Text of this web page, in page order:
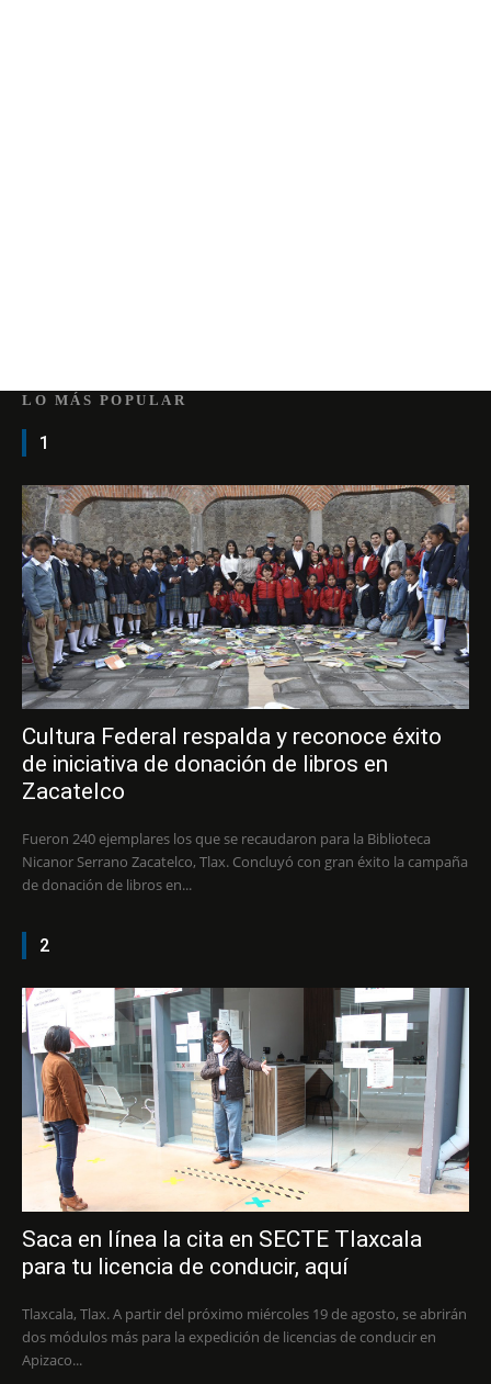
LO MÁS POPULAR
1
Cultura Federal respalda y reconoce éxito
de iniciativa de donación de libros en
Zacatelco
Fueron 240 ejemplares los que se recaudaron para la Biblioteca
Nicanor Serrano Zacatelco, Tlax. Concluyó con gran éxito la campaña
de donación de libros en...
2
Saca en línea la cita en SECTE Tlaxcala
para tu licencia de conducir, aquí
Tlaxcala, Tlax. A partir del próximo miércoles 19 de agosto, se abrirán
dos módulos más para la expedición de licencias de conducir en
Apizaco...